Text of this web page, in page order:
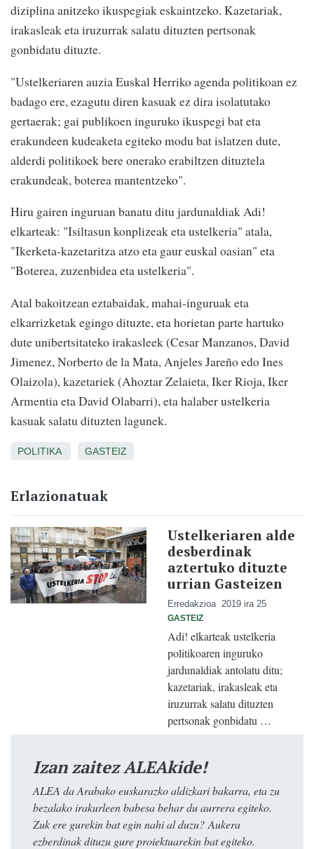
diziplina anitzeko ikuspegiak eskaintzeko. Kazetariak,
irakasleak eta iruzurrak salatu dituzten pertsonak
gonbidatu dituzte.
"Ustelkeriaren auzia Euskal Herriko agenda politikoan ez
badago ere, ezagutu diren kasuak ez dira isolatutako
gertaerak; gai publikoen inguruko ikuspegi bat eta
erakundeen kudeaketa egiteko modu bat islatzen dute,
alderdi politikoek bere onerako erabiltzen dituztela
erakundeak, boterea mantentzeko".
Hiru gairen inguruan banatu ditu jardunaldiak Adi!
elkarteak: "Isiltasun konplizeak eta ustelkeria" atala,
"Ikerketa-kazetaritza atzo eta gaur euskal oasian" eta
"Boterea, zuzenbidea eta ustelkeria".
Atal bakoitzean eztabaidak, mahai-inguruak eta
elkarrizketak egingo dituzte, eta horietan parte hartuko
dute unibertsitateko irakasleek (Cesar Manzanos, David
Jimenez, Norberto de la Mata, Anjeles Jareño edo Ines
Olaizola), kazetariek (Ahoztar Zelaieta, Iker Rioja, Iker
Armentia eta David Olabarri), eta halaber ustelkeria
kasuak salatu dituzten lagunek.
POLITIKA GASTEIZ
Erlazionatuak
Ustelkeriaren alde
desberdinak
aztertuko dituzte
urrian Gasteizen
Erredakzioa 2019 ira 25
GASTEIZ
Adi! elkarteak ustelkeria
politikoaren inguruko
jardunaldiak antolatu ditu;
kazetariak, irakasleak eta
iruzurrak salatu dituzten
pertsonak gonbidatu …
Izan zaitez ALEAkide!
ALEA da Arabako euskarazko aldizkari bakarra, eta zu
bezalako irakurleen babesa behar du aurrera egiteko.
Zuk ere gurekin bat egin nahi al duzu? Aukera
ezberdinak dituzu gure proiektuarekin bat egiteko.